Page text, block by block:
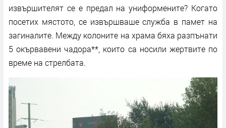
извършителят се е предал на униформените? Когато
посетих мястото, се извършваше служба в памет на
загиналите. Между колоните на храма бяха разпънати
5 окървавени чадора**, които са носили жертвите по
време на стрелбата.